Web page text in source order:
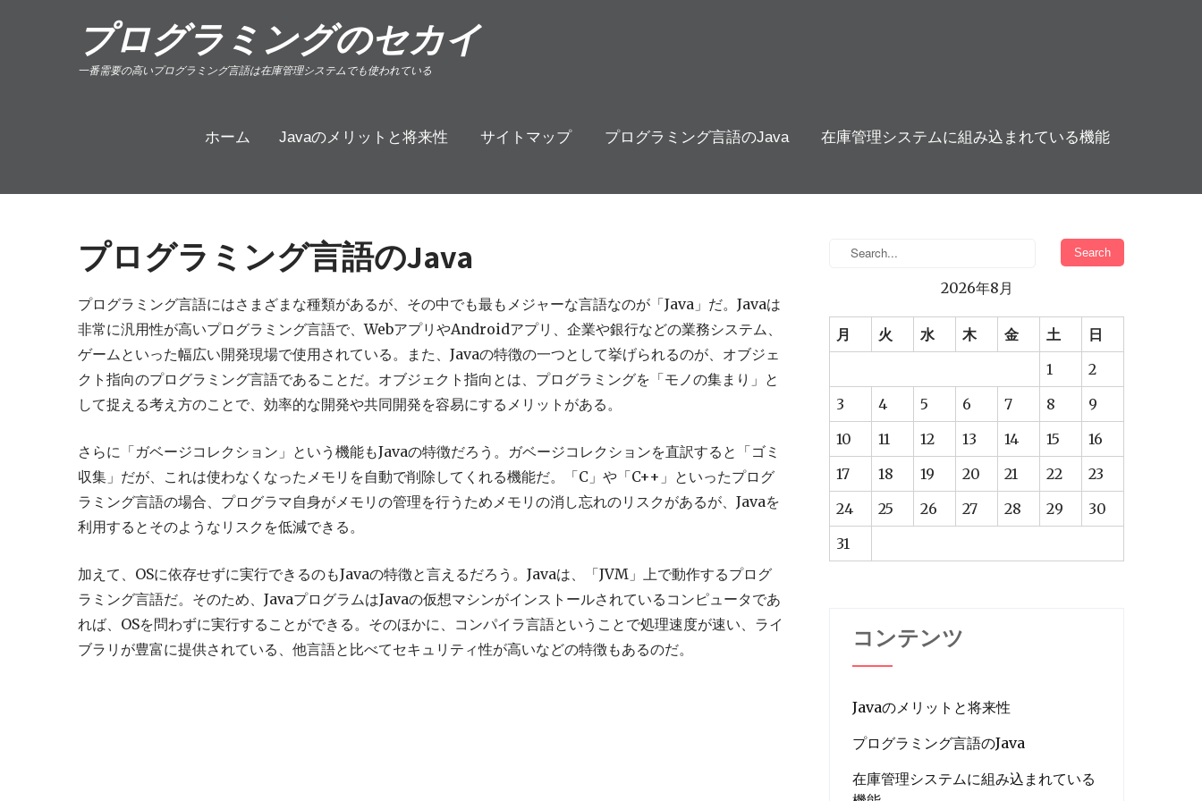
プログラミングのセカイ
一番需要の高いプログラミング言語は在庫管理システムでも使われている
ホーム Javaのメリットと将来性 サイトマップ プログラミング言語のJava 在庫管理システムに組み込まれている機能
プログラミング言語のJava
プログラミング言語にはさまざまな種類があるが、その中でも最もメジャーな言語なのが「Java」だ。Javaは
非常に汎用性が高いプログラミング言語で、WebアプリやAndroidアプリ、企業や銀行などの業務システム、
ゲームといった幅広い開発現場で使用されている。また、Javaの特徴の一つとして挙げられるのが、オブジェ
クト指向のプログラミング言語であることだ。オブジェクト指向とは、プログラミングを「モノの集まり」と
して捉える考え方のことで、効率的な開発や共同開発を容易にするメリットがある。
さらに「ガベージコレクション」という機能もJavaの特徴だろう。ガベージコレクションを直訳すると「ゴミ
収集」だが、これは使わなくなったメモリを自動で削除してくれる機能だ。「C」や「C++」といったプログ
ラミング言語の場合、プログラマ自身がメモリの管理を行うためメモリの消し忘れのリスクがあるが、Javaを
利用するとそのようなリスクを低減できる。
加えて、OSに依存せずに実行できるのもJavaの特徴と言えるだろう。Javaは、「JVM」上で動作するプログ
ラミング言語だ。そのため、JavaプログラムはJavaの仮想マシンがインストールされているコンピュータであ
れば、OSを問わずに実行することができる。そのほかに、コンパイラ言語ということで処理速度が速い、ライ
ブラリが豊富に提供されている、他言語と比べてセキュリティ性が高いなどの特徴もあるのだ。
2026年8月
月 火 水 木 金 土
日
1
2
3
4 5 6 7 8
9
10
11 12 13 14 15
16
17
18 19 20 21 22
23
24
25 26 27 28 29
30
31
コンテンツ
Javaのメリットと将来性
プログラミング言語のJava
在庫管理システムに組み込まれている